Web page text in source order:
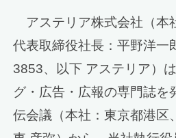
アステリア株式会社（本
代表取締役社長：平野洋一
3853、以下 アステリア）
グ・広告・広報の専門誌を
伝会議（本社：東京都港区